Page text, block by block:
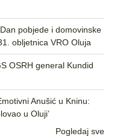
pobjede i domovinske
obljetnica VRO Oluja
OSRH general Kundid
Anušić u Kninu:
u Oluji’
Pogledaj sve